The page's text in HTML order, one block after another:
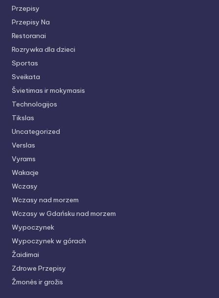
Przepisy
Przepisy Na
Restoranai
Rozrywka dla dzieci
Sportas
Sveikata
Švietimas ir mokymasis
Technologijos
Tikslas
Uncategorized
Verslas
Vyrams
Wakacje
Wczasy
Wczasy nad morzem
Wczasy w Gdańsku nad morzem
Wypoczynek
Wypoczynek w górach
Žaidimai
Zdrowe Przepisy
Žmonės ir grožis